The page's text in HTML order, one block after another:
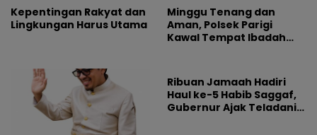
Kepentingan Rakyat dan
Lingkungan Harus Utama
Minggu Tenang dan
Aman, Polsek Parigi
Kawal Tempat Ibadah
Ribuan Jamaah Hadiri
Haul ke-5 Habib Saggaf,
Gubernur Ajak Teladani